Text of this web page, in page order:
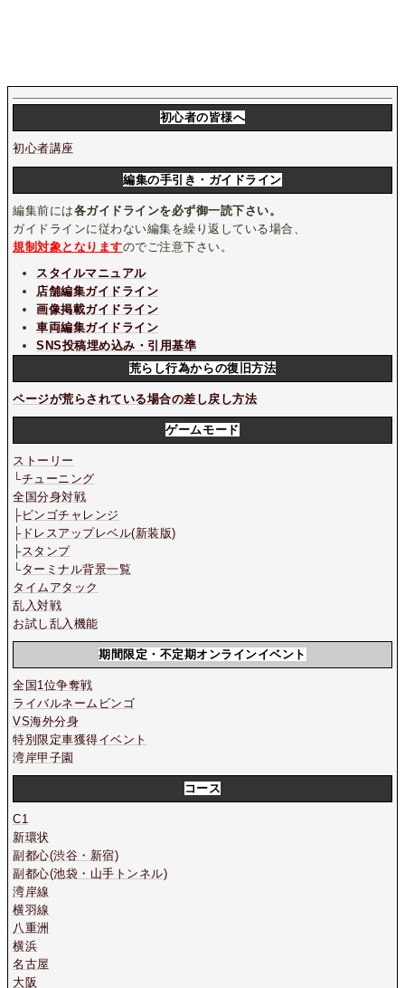
初心者の皆様へ
初心者講座
編集の手引き・ガイドライン
編集前には各ガイドラインを必ず御一読下さい。
ガイドラインに従わない編集を繰り返している場合、
規制対象となりますのでご注意下さい。
スタイルマニュアル
店舗編集ガイドライン
画像掲載ガイドライン
車両編集ガイドライン
SNS投稿埋め込み・引用基準
荒らし行為からの復旧方法
ページが荒らされている場合の差し戻し方法
ゲームモード
ストーリー
└チューニング
全国分身対戦
├ビンゴチャレンジ
├ドレスアップレベル(新装版)
├スタンプ
└ターミナル背景一覧
タイムアタック
乱入対戦
お試し乱入機能
期間限定・不定期オンラインイベント
全国1位争奪戦
ライバルネームビンゴ
VS海外分身
特別限定車獲得イベント
湾岸甲子園
コース
C1
新環状
副都心(渋谷・新宿)
副都心(池袋・山手トンネル)
湾岸線
横羽線
八重洲
横浜
名古屋
大阪